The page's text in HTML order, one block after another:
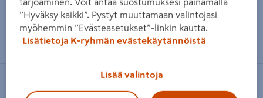
”Hyväksy kaikki”. Pystyt muuttamaan valintojasi
myöhemmin ”Evästeasetukset”-linkin kautta.
Lisätietoja K-ryhmän evästekäytännöistä
Lisää valintoja